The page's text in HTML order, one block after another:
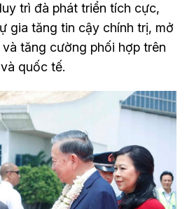
trì đà phát triển tích cực,
gia tăng tin cậy chính trị, mở
tăng cường phối hợp trên
quốc tế.